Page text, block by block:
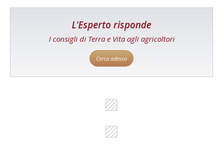
L'Esperto risponde
I consigli di Terra e Vita agli agricoltori
Cerca adesso